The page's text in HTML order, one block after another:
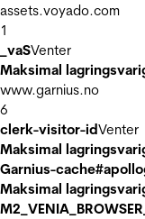
assets.voyado.com
1
_vaSVenter
Maksimal
www.garnius.no
6
clerk-visitor-idVenter
Maksimal
Garnius-
Maksimal